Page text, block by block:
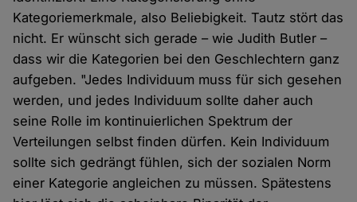
Kategoriemerkmale, also Beliebigkeit. Tautz stört das
nicht. Er wünscht sich gerade – wie Judith Butler –
dass wir die Kategorien bei den Geschlechtern ganz
aufgeben. "Jedes Individuum muss für sich gesehen
werden, und jedes Individuum sollte daher auch
seine Rolle im kontinuierlichen Spektrum der
Verteilungen selbst finden dürfen. Kein Individuum
sollte sich gedrängt fühlen, sich der sozialen Norm
einer Kategorie angleichen zu müssen. Spätestens